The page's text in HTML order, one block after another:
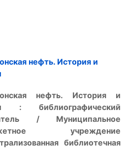
нефть. История и
нефть. История и
: библиографический
/ Муниципальное
учреждение
библиотечная